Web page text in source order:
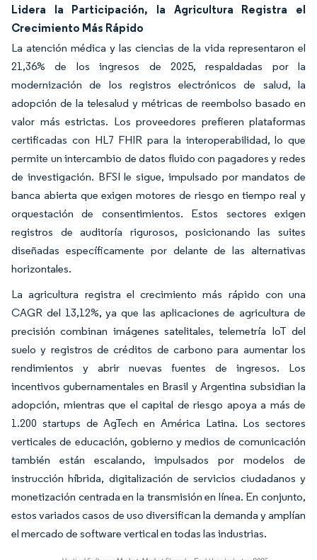
Lidera la Participación, la Agricultura Registra el
Crecimiento Más Rápido
La atención médica y las ciencias de la vida representaron el
21,36% de los ingresos de 2025, respaldadas por la
modernización de los registros electrónicos de salud, la
adopción de la telesalud y métricas de reembolso basado en
valor más estrictas. Los proveedores prefieren plataformas
certificadas con HL7 FHIR para la interoperabilidad, lo que
permite un intercambio de datos fluido con pagadores y redes
de investigación. BFSI le sigue, impulsado por mandatos de
banca abierta que exigen motores de riesgo en tiempo real y
orquestación de consentimientos. Estos sectores exigen
registros de auditoría rigurosos, posicionando las suites
diseñadas específicamente por delante de las alternativas
horizontales.
La agricultura registra el crecimiento más rápido con una
CAGR del 13,12%, ya que las aplicaciones de agricultura de
precisión combinan imágenes satelitales, telemetría IoT del
suelo y registros de créditos de carbono para aumentar los
rendimientos y abrir nuevas fuentes de ingresos. Los
incentivos gubernamentales en Brasil y Argentina subsidian la
adopción, mientras que el capital de riesgo apoya a más de
1.200 startups de AgTech en América Latina. Los sectores
verticales de educación, gobierno y medios de comunicación
también están escalando, impulsados por modelos de
instrucción híbrida, digitalización de servicios ciudadanos y
monetización centrada en la transmisión en línea. En conjunto,
estos variados casos de uso diversifican la demanda y amplían
el mercado de software vertical en todas las industrias.